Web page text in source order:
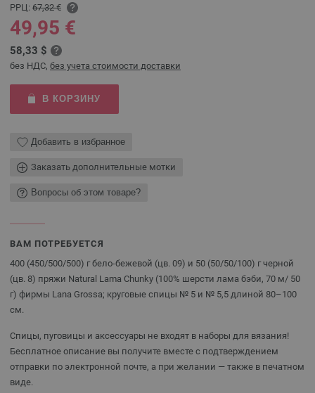
РРЦ: 67,32 €
49,95 €
58,33 $
без НДС, без учета стоимости доставки
В КОРЗИНУ
Добавить в избранное
Заказать дополнительные мотки
Вопросы об этом товаре?
ВАМ ПОТРЕБУЕТСЯ
400 (450/500/500) г бело-бежевой (цв. 09) и 50 (50/50/100) г черной
(цв. 8) пряжи Natural Lama Chunky (100% шерсти лама бэби, 70 м/ 50
г) фирмы Lana Grossa; круговые спицы № 5 и № 5,5 длиной 80–100
см.
Спицы, пуговицы и аксессуары не входят в наборы для вязания!
Бесплатное описание вы получите вместе с подтверждением
отправки по электронной почте, а при желании — также в печатном
виде.